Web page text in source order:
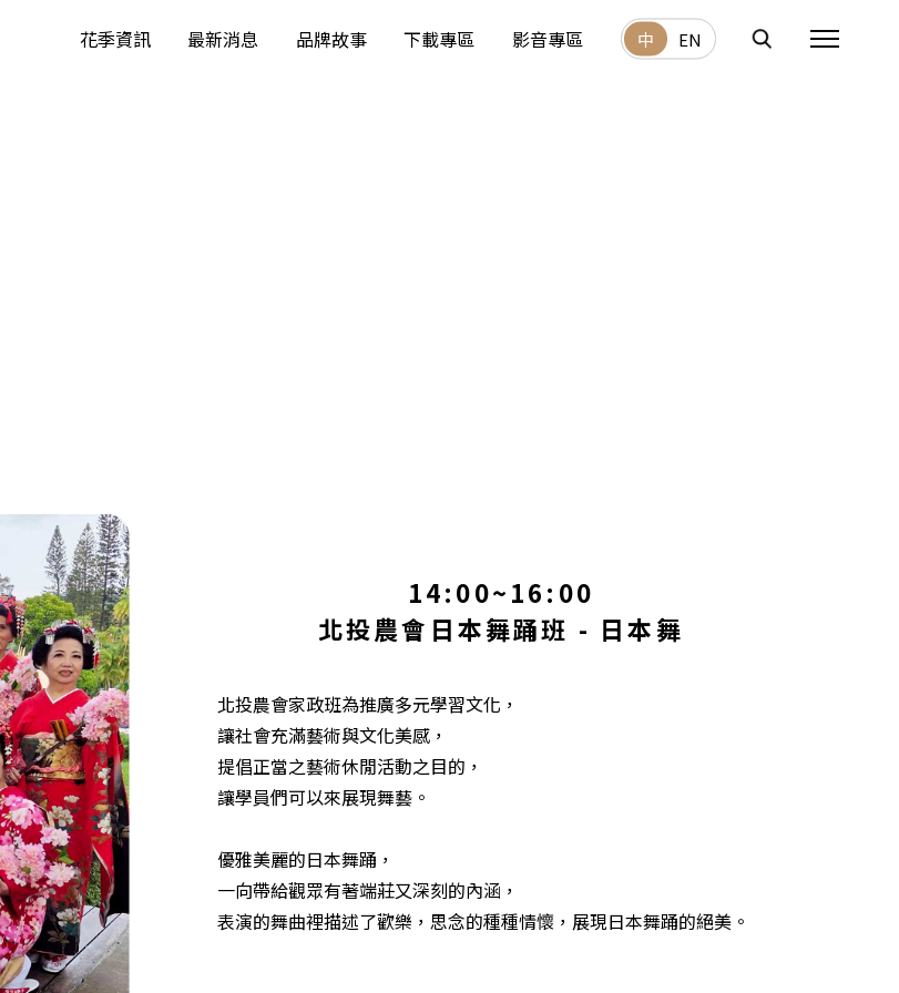
花季資訊 最新消息 品牌故事 下載專區 影音專區 中 EN
14:00~16:00
北投農會日本舞踊班 - 日本舞
北投農會家政班為推廣多元學習文化，
讓社會充滿藝術與文化美感，
提倡正當之藝術休閒活動之目的，
讓學員們可以來展現舞藝。
優雅美麗的日本舞踊，
一向帶給觀眾有著端莊又深刻的內涵，
表演的舞曲裡描述了歡樂，思念的種種情懷，展現日本舞踊的絕美。